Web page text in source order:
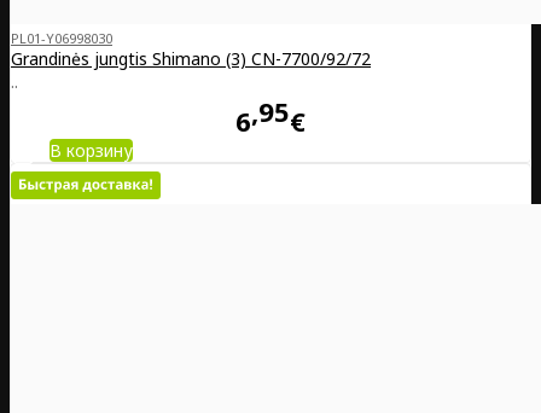
PL01-Y06998030
Grandinės jungtis Shimano (3) CN-7700/92/72
..
6 95€
В корзину